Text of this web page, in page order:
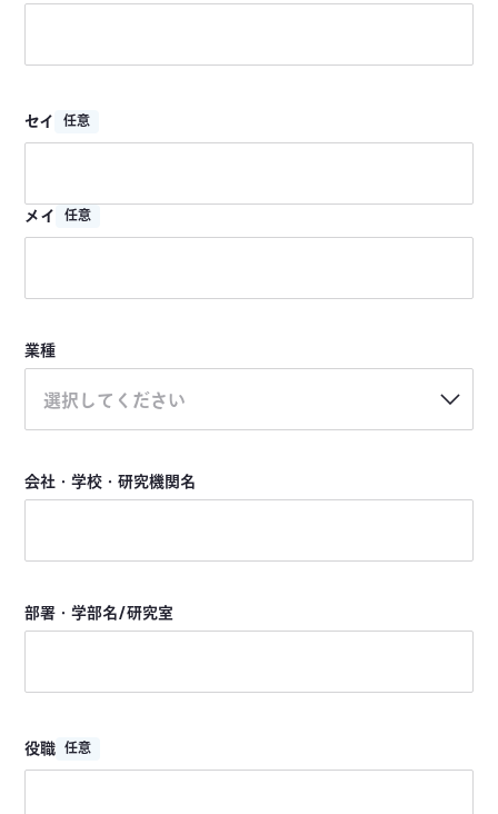
セイ 任意
メイ 任意
業種
選択してください
会社・学校・研究機関名
部署・学部名/研究室
役職 任意